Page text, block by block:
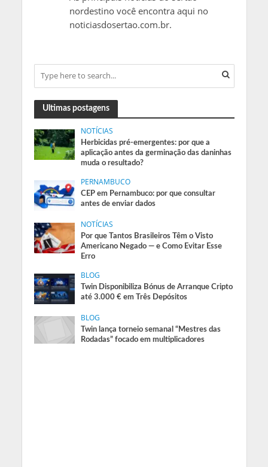
nordestino você encontra aqui no
noticiasdosertao.com.br.
Ultimas postagens
NOTÍCIAS
Herbicidas pré-emergentes: por que a
aplicação antes da germinação das daninhas
muda o resultado?
PERNAMBUCO
CEP em Pernambuco: por que consultar
antes de enviar dados
NOTÍCIAS
Por que Tantos Brasileiros Têm o Visto
Americano Negado — e Como Evitar Esse
Erro
BLOG
Twin Disponibiliza Bónus de Arranque Cripto
até 3.000 € em Três Depósitos
BLOG
Twin lança torneio semanal “Mestres das
Rodadas” focado em multiplicadores